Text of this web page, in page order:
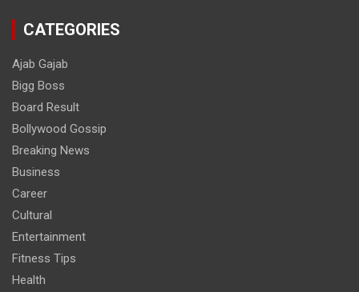
CATEGORIES
Ajab Gajab
Bigg Boss
Board Result
Bollywood Gossip
Breaking News
Business
Career
Cultural
Entertainment
Fitness Tips
Health